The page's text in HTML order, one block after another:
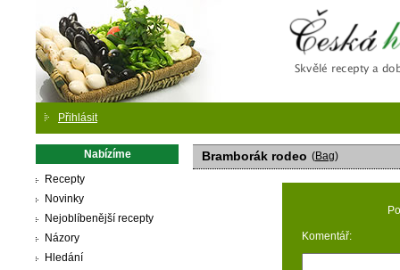
Přihlásit
Nabízíme
Recepty
Novinky
Nejoblíbenější recepty
Názory
Hledání
Bramborák rodeo (Bag)
Komentář: